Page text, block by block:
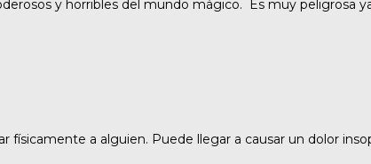
y horribles del mundo mágico. Es muy peligrosa
físicamente a alguien. Puede llegar a causar un dolor